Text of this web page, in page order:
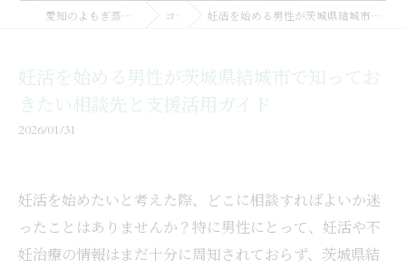
愛知のよもぎ蒸しならMarine SSOOK コラム 妊活を始める男性が茨城県結城市で知っておきたい相談先と支援活用ガイド
妊活を始める男性が茨城県結城市で知ってお
きたい相談先と支援活用ガイド
2026/01/31
妊活を始めたいと考えた際、どこに相談すればよいか迷
ったことはありませんか？特に男性にとって、妊活や不
妊治療の情報はまだ十分に周知されておらず、茨城県結